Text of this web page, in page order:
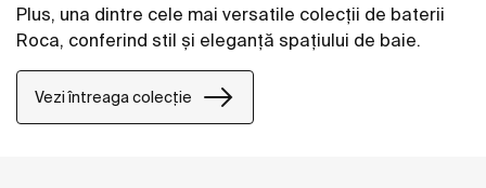
Plus, una dintre cele mai versatile colecții de baterii
Roca, conferind stil și eleganță spațiului de baie.
Vezi întreaga colecție